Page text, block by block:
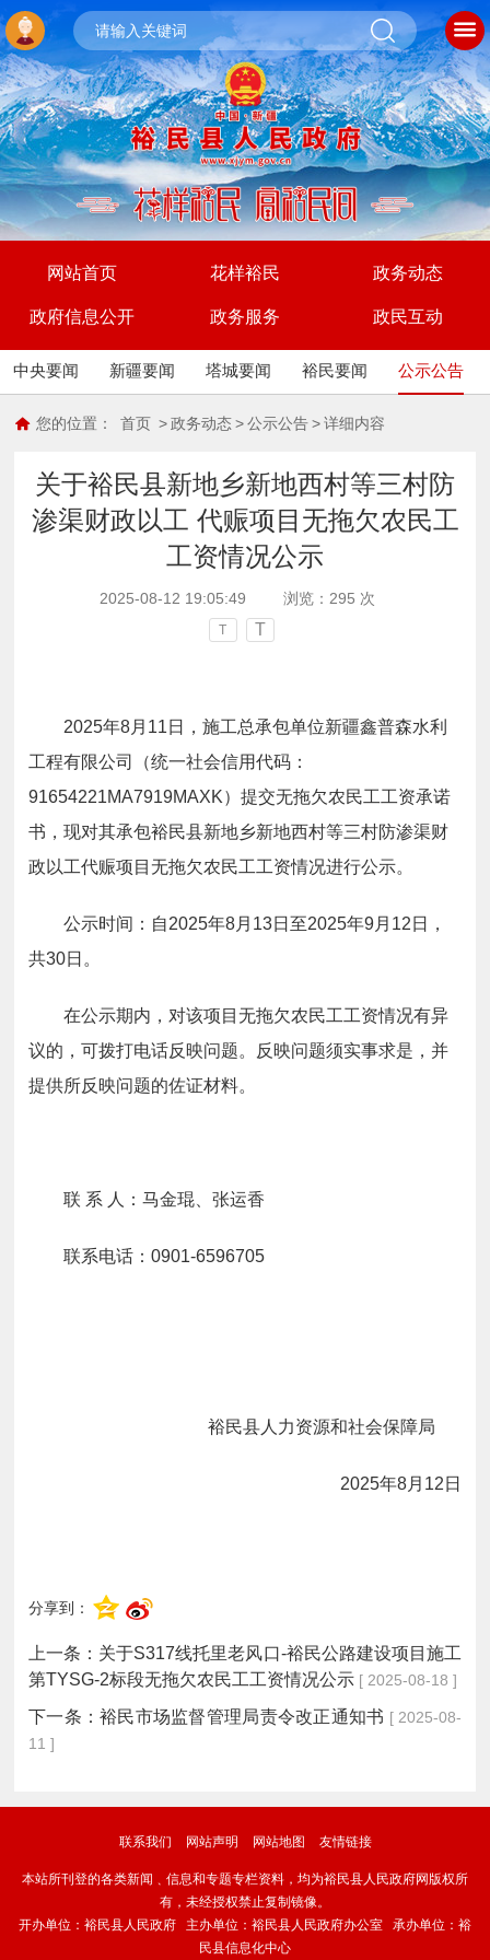
网站首页 花样裕民 政务动态
政府信息公开 政务服务 政民互动
中央要闻 新疆要闻 塔城要闻 裕民要闻 公示公告
您的位置： 首页 > 政务动态 > 公示公告 > 详细内容
关于裕民县新地乡新地西村等三村防
渗渠财政以工 代赈项目无拖欠农民工
工资情况公示
2025-08-12 19:05:49 浏览： 295 次
T T
2025年8月 11 日，施工总承包单位新疆鑫普森水利
工程有限公司
（统一社会信用代码：
91654221MA7919MAXK）提交无拖欠农民工工资承诺
书，现对其承包裕民县新地乡新地西村等三村防渗渠财
政以工代赈项目无拖欠农民工工资情况进行公示。
公示时间：自2025年8月 13日至2025年9月 12 日，
共30日。
在公示期内，对该项目无拖欠农民工工资情况有异
议的，可拨打电话反映问题。反映问题须实事求是，并
提供所反映问题的佐证材料。
联 系 人：马金琨、张运香
联系电话：0901-6596705
裕民县人力资源和社会保障局
2025年8月12日
分享到：
上一条： 关于S317线托里老风口-裕民公路建设项目施工
第TYSG-2标段无拖欠农民工工资情况公示 [ 2025-08-18 ]
下一条：裕民市场监督管理局责令改正通知书 [ 2025-08-
11 ]
联系我们 网站声明 网站地图 友情链接
本站所刊登的各类新闻﹑信息和专题专栏资料，均为裕民县人民政府网版权所
有，未经授权禁止复制镜像。
开办单位：裕民县人民政府 主办单位：裕民县人民政府办公室 承办单位：裕
民县信息化中心